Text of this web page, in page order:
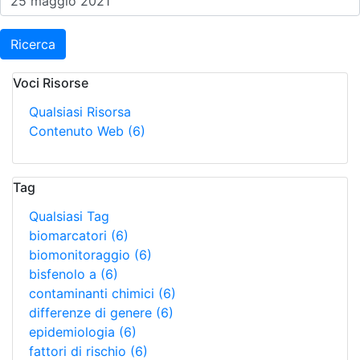
Ricerca
Voci Risorse
Qualsiasi Risorsa
Contenuto Web (6)
Tag
Qualsiasi Tag
biomarcatori (6)
biomonitoraggio (6)
bisfenolo a (6)
contaminanti chimici (6)
differenze di genere (6)
epidemiologia (6)
fattori di rischio (6)